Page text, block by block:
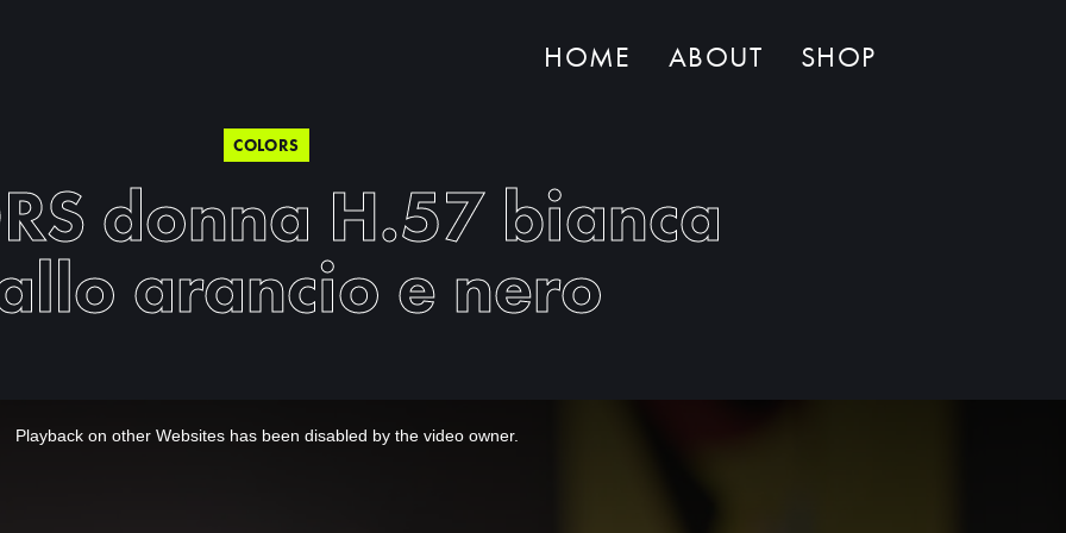
HOME ABOUT SHOP
COLORS
donna H.57 bianca
arancio e nero
Playback on other Websites has been disabled by the video owner.